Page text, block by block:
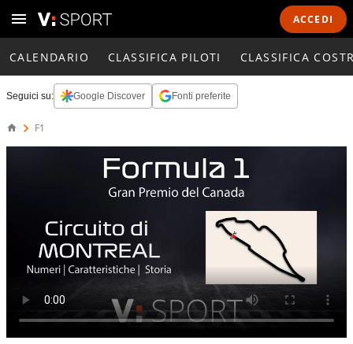
ACCEDI
CALENDARIO CLASSIFICA PILOTI CLASSIFICA
Seguici su: Google Discover Fonti preferite
F1